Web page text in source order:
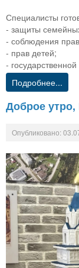
Специалисты
- защиты
- соблюдения
- прав детей;
-
Подробнее...
Доброе
Опубликовано: